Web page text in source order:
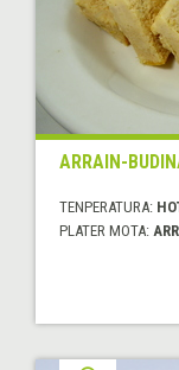
ARRAIN-
TENPERATURA:
PLATER MOTA: